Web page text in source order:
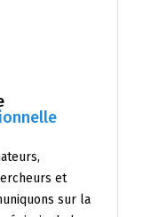
et
sur la